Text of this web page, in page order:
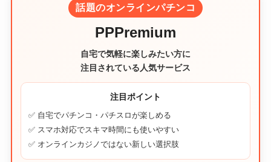
話題のオンラインパチンコ
PPPremium
自宅で気軽に楽しみたい方に
注目されている人気サービス
注目ポイント
✅ 自宅でパチンコ・パチスロが楽しめる
✅ スマホ対応でスキマ時間にも使いやすい
✅ オンラインカジノではない新しい選択肢